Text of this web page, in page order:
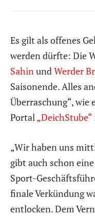
Es gilt als offenes
werden dürfte: Die
SahinundWerder
Saisonende. Alles
Überraschung“, wie
Portal„DeichStube“
„Wir haben uns
gibt auch schon
Sport-
finale Verkündung
entlocken. Dem